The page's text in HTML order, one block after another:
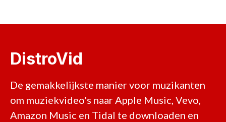
DistroVid
De gemakkelijkste manier voor muzikanten
om muziekvideo's naar Apple Music, Vevo,
Amazon Music en Tidal te downloaden en